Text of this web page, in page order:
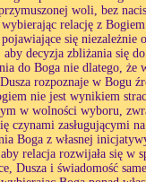
woli, bez
relację z
się
aby decyzja zbliżania się
do Boga nie dlatego, że
rozpoznaje w Bogu
nie jest wynikiem
w wolności wyboru,
czynami zasługującymi
Boga z własnej
relacja rozwijała się w
Dusza i świadomość